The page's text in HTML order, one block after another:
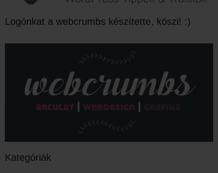
Logónkat a webcrumbs készítette, köszi! :)
Kategóriák